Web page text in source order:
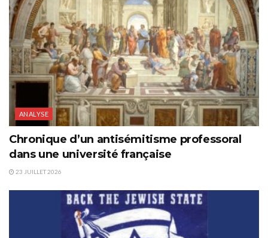
ANALYSE
Chronique d’un antisémitisme professoral
dans une université française
23 JUILLET 2026